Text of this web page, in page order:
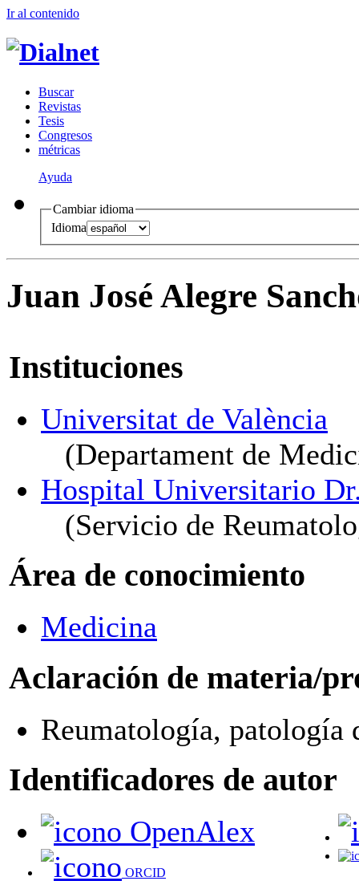
Ir al contenido
Buscar
Revistas
Tesis
Congresos
métricas
Ayuda
Cambiar idioma
Idioma
Juan José Alegre
Instituciones
Universitat de València
(Departament de
Hospital Universitario
(Servicio de
Área de conocimiento
Medicina
Aclaración de materia/
Reumatología, patología
Identificadores de autor
OpenAlex
ORCID